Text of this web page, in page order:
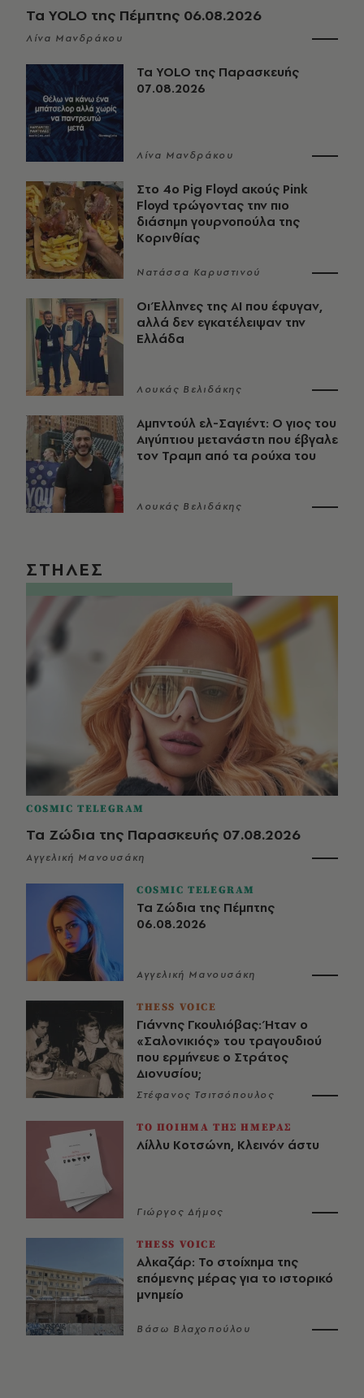
Τα YOLO της Πέμπτης 06.08.2026
Λίνα Μανδράκου
Τα YOLO της Παρασκευής
07.08.2026
Λίνα Μανδράκου
Στο 4ο Pig Floyd ακούς Pink
Floyd τρώγοντας την πιο
διάσημη γουρνοπούλα της
Κορινθίας
Νατάσσα Καρυστινού
Οι Έλληνες της ΑΙ που έφυγαν,
αλλά δεν εγκατέλειψαν την
Ελλάδα
Λουκάς Βελιδάκης
Αμπντούλ ελ-Σαγιέντ: Ο γιος του
Αιγύπτιου μετανάστη που έβγαλε
τον Τραμπ από τα ρούχα του
Λουκάς Βελιδάκης
ΣΤΗΛΕΣ
COSMIC TELEGRAM
Τα Ζώδια της Παρασκευής 07.08.2026
Αγγελική Μανουσάκη
COSMIC TELEGRAM
Τα Ζώδια της Πέμπτης
06.08.2026
Αγγελική Μανουσάκη
THESS VOICE
Γιάννης Γκουλιόβας: Ήταν ο
«Σαλονικιός» του τραγουδιού
που ερμήνευε ο Στράτος
Διονυσίου;
Στέφανος Τσιτσόπουλος
ΤΟ ΠΟΙΗΜΑ ΤΗΣ ΗΜΕΡΑΣ
Λίλλυ Κοτσώνη, Κλεινόν άστυ
Γιώργος Δήμος
THESS VOICE
Αλκαζάρ: Το στοίχημα της
επόμενης μέρας για το ιστορικό
μνημείο
Βάσω Βλαχοπούλου